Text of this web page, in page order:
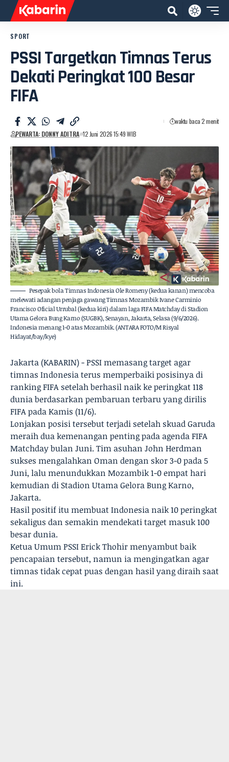
SPORT
PSSI Targetkan Timnas Terus
Dekati Peringkat 100 Besar
FIFA
PEWARTA: DONNY ADITRA 12 Juni 2026 15:49 WIB
waktu baca 2 menit
Pesepak bola Timnas Indonesia Ole Romeny (kedua kanan) mencoba
melewati adangan penjaga gawang Timnas Mozambik Ivane Carminio
Francisco Oficial Urrubal (kedua kiri) dalam laga FIFA Matchday di Stadion
Utama Gelora Bung Karno (SUGBK), Senayan, Jakarta, Selasa (9/6/2026).
Indonesia menang 1-0 atas Mozambik. (ANTARA FOTO/M Risyal
Hidayat/bay/kye)
Jakarta (KABARIN) - PSSI memasang target agar
timnas Indonesia terus memperbaiki posisinya di
ranking FIFA setelah berhasil naik ke peringkat 118
dunia berdasarkan pembaruan terbaru yang dirilis
FIFA pada Kamis (11/6).
Lonjakan posisi tersebut terjadi setelah skuad Garuda
meraih dua kemenangan penting pada agenda FIFA
Matchday bulan Juni. Tim asuhan John Herdman
sukses mengalahkan Oman dengan skor 3-0 pada 5
Juni, lalu menundukkan Mozambik 1-0 empat hari
kemudian di Stadion Utama Gelora Bung Karno,
Jakarta.
Hasil positif itu membuat Indonesia naik 10 peringkat
sekaligus dan semakin mendekati target masuk 100
besar dunia.
Ketua Umum PSSI Erick Thohir menyambut baik
pencapaian tersebut, namun ia mengingatkan agar
timnas tidak cepat puas dengan hasil yang diraih saat
ini.